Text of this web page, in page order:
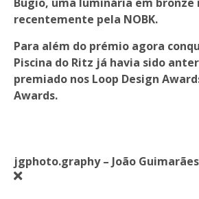
recentemente pela NOBK.
Para além do prémio agora
Piscina do Ritz já havia sido
premiado nos Loop Design
Awards.
jgphoto.graphy – João Guimarães